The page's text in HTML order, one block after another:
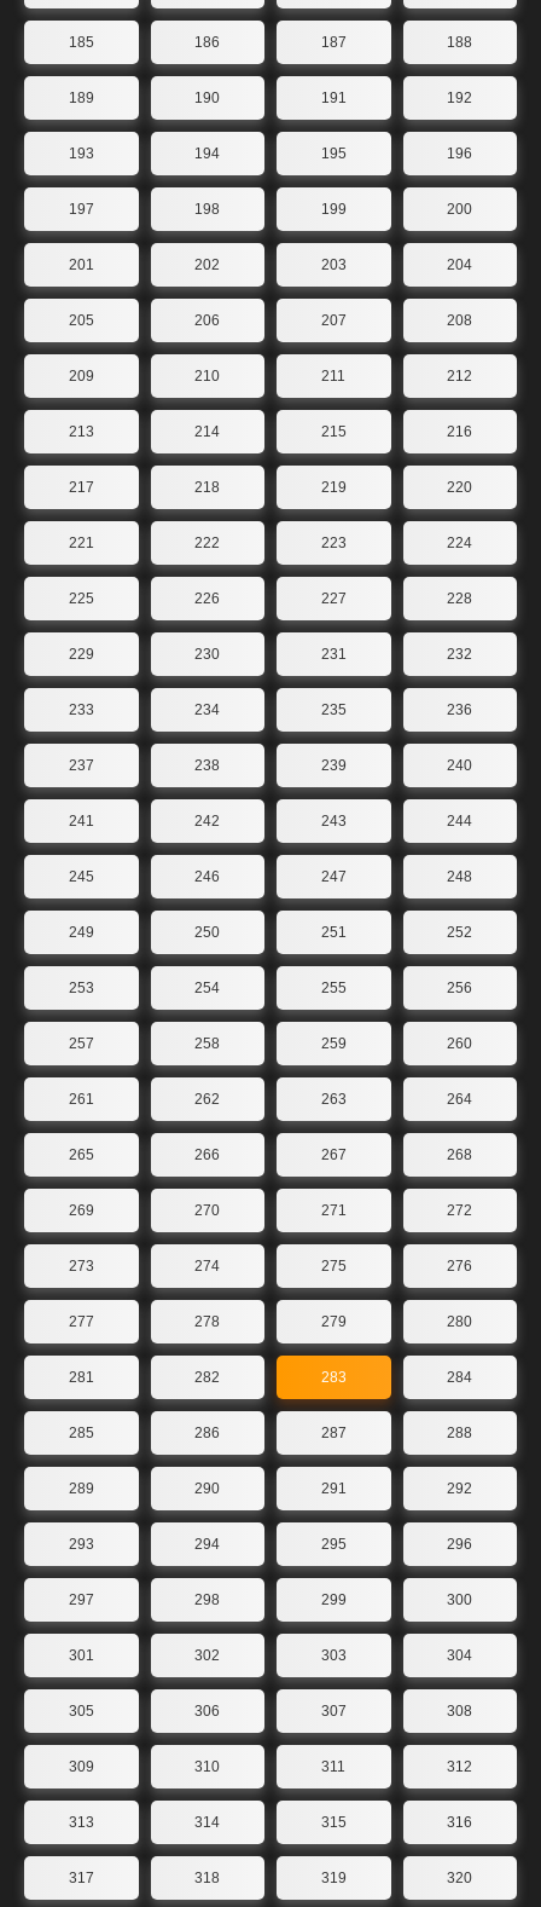
185 186 187 188
189 190 191 192
193 194 195 196
197 198 199 200
201 202 203 204
205 206 207 208
209 210 211 212
213 214 215 216
217 218 219 220
221 222 223 224
225 226 227 228
229 230 231 232
233 234 235 236
237 238 239 240
241 242 243 244
245 246 247 248
249 250 251 252
253 254 255 256
257 258 259 260
261 262 263 264
265 266 267 268
269 270 271 272
273 274 275 276
277 278 279 280
281 282 283 284
285 286 287 288
289 290 291 292
293 294 295 296
297 298 299 300
301 302 303 304
305 306 307 308
309 310 311 312
313 314 315 316
317 318 319 320